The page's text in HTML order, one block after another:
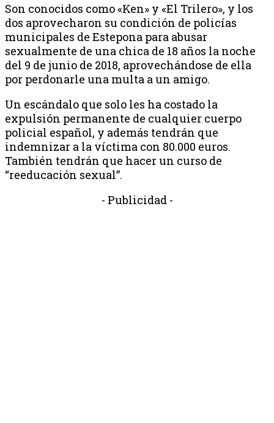
Son conocidos como «Ken» y «El Trilero», y los
dos aprovecharon su condición de policías
municipales de Estepona para abusar
sexualmente de una chica de 18 años la noche
del 9 de junio de 2018, aprovechándose de ella
por perdonarle una multa a un amigo.
Un escándalo que solo les ha costado la
expulsión permanente de cualquier cuerpo
policial español, y además tendrán que
indemnizar a la víctima con 80.000 euros.
También tendrán que hacer un curso de
“reeducación sexual”.
- Publicidad -